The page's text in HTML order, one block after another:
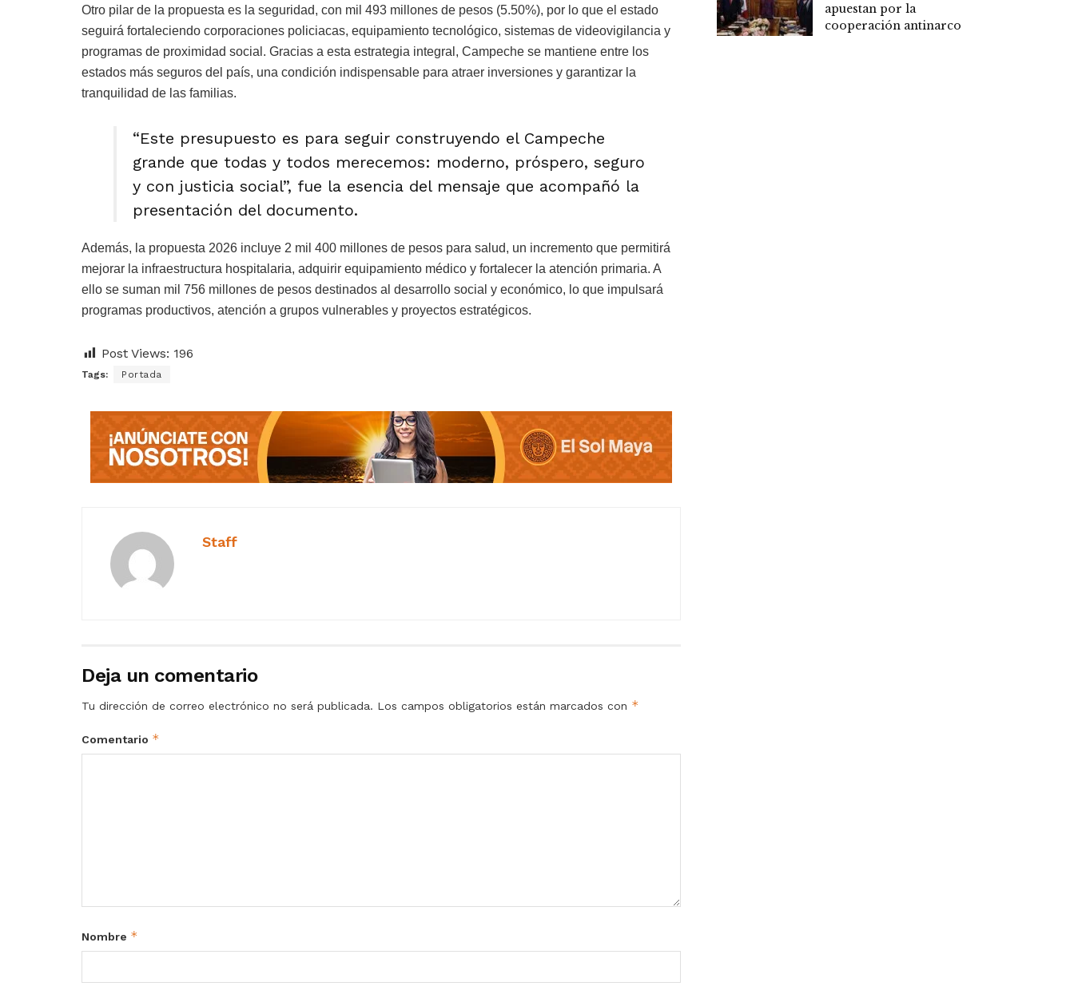
Otro pilar de la propuesta es la seguridad, con mil 493 millones de pesos (5.50%), por lo que el estado
seguirá fortaleciendo corporaciones policiacas, equipamiento tecnológico, sistemas de videovigilancia y
programas de proximidad social. Gracias a esta estrategia integral, Campeche se mantiene entre los
estados más seguros del país, una condición indispensable para atraer inversiones y garantizar la
tranquilidad de las familias.
“Este presupuesto es para seguir construyendo el Campeche
grande que todas y todos merecemos: moderno, próspero, seguro
y con justicia social”, fue la esencia del mensaje que acompañó la
presentación del documento.
Además, la propuesta 2026 incluye 2 mil 400 millones de pesos para salud, un incremento que permitirá
mejorar la infraestructura hospitalaria, adquirir equipamiento médico y fortalecer la atención primaria. A
ello se suman mil 756 millones de pesos destinados al desarrollo social y económico, lo que impulsará
programas productivos, atención a grupos vulnerables y proyectos estratégicos.
Post Views: 196
Tags: Portada
Staff
Deja un comentario
Tu dirección de correo electrónico no será publicada. Los campos obligatorios están marcados con *
Comentario *
Nombre *
apuestan por la
cooperación antinarco